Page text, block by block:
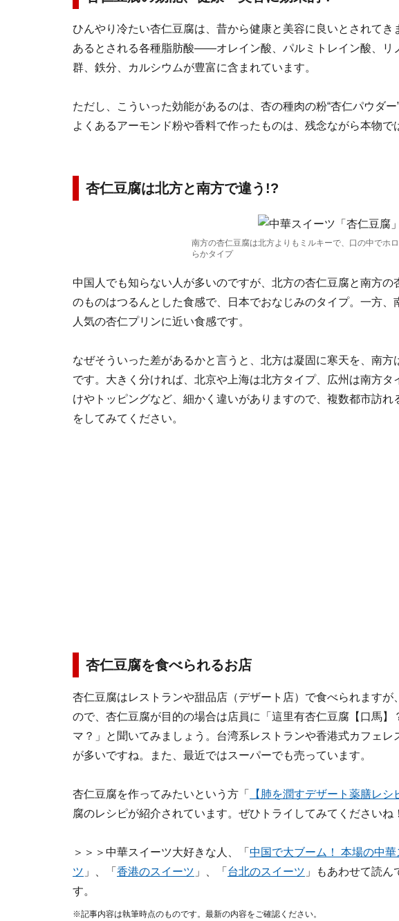
ひんやり冷たい杏仁豆腐は、昔から健康と美容に良いとされて
あるとされる各種脂肪酸――オレイン酸、パルミトレイン酸、
群、鉄分、カルシウムが豊富に含まれています。
ただし、こういった効能があるのは、杏の種肉の粉“杏仁パウダ
よくあるアーモンド粉や香料で作ったものは、残念ながら本物で
杏仁豆腐は北方と南方で違う!?
南方の杏仁豆腐は北方よりもミルキーで、口の中でホ
らかタイプ
中国人でも知らない人が多いのですが、北方の杏仁豆腐と南方
のものはつるんとした食感で、日本でおなじみのタイプ。一方
人気の杏仁プリンに近い食感です。
なぜそういった差があるかと言うと、北方は凝固に寒天を、南
です。大きく分ければ、北京や上海は北方タイプ、広州は南方
けやトッピングなど、細かく違いがありますので、複数都市訪
をしてみてください。
杏仁豆腐を食べられるお店
杏仁豆腐はレストランや甜品店（デザート店）で食べられます
ので、杏仁豆腐が目的の場合は店員に「這里有杏仁豆腐【口馬】
マ？」と聞いてみましょう。台湾系レストランや香港式カフェレ
が多いですね。また、最近ではスーパーでも売っています。
杏仁豆腐を作ってみたいという方「 【肺を潤すデザート薬膳レ
腐のレシピが紹介されています。ぜひトライしてみてくださいね！
＞＞＞中華スイーツ大好きな人、「 中国で大ブーム！ 本場の中
ツ 」、「 香港のスイーツ 」、「 台北のスイーツ 」もあわせて読
す。
※記事内容は執筆時点のものです。最新の内容をご確認ください。